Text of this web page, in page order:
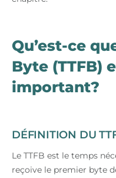
Qu’est-ce
Byte (TTFB)
important?
DÉFINITION DU
Le TTFB est le temps
reçoive le premier byte